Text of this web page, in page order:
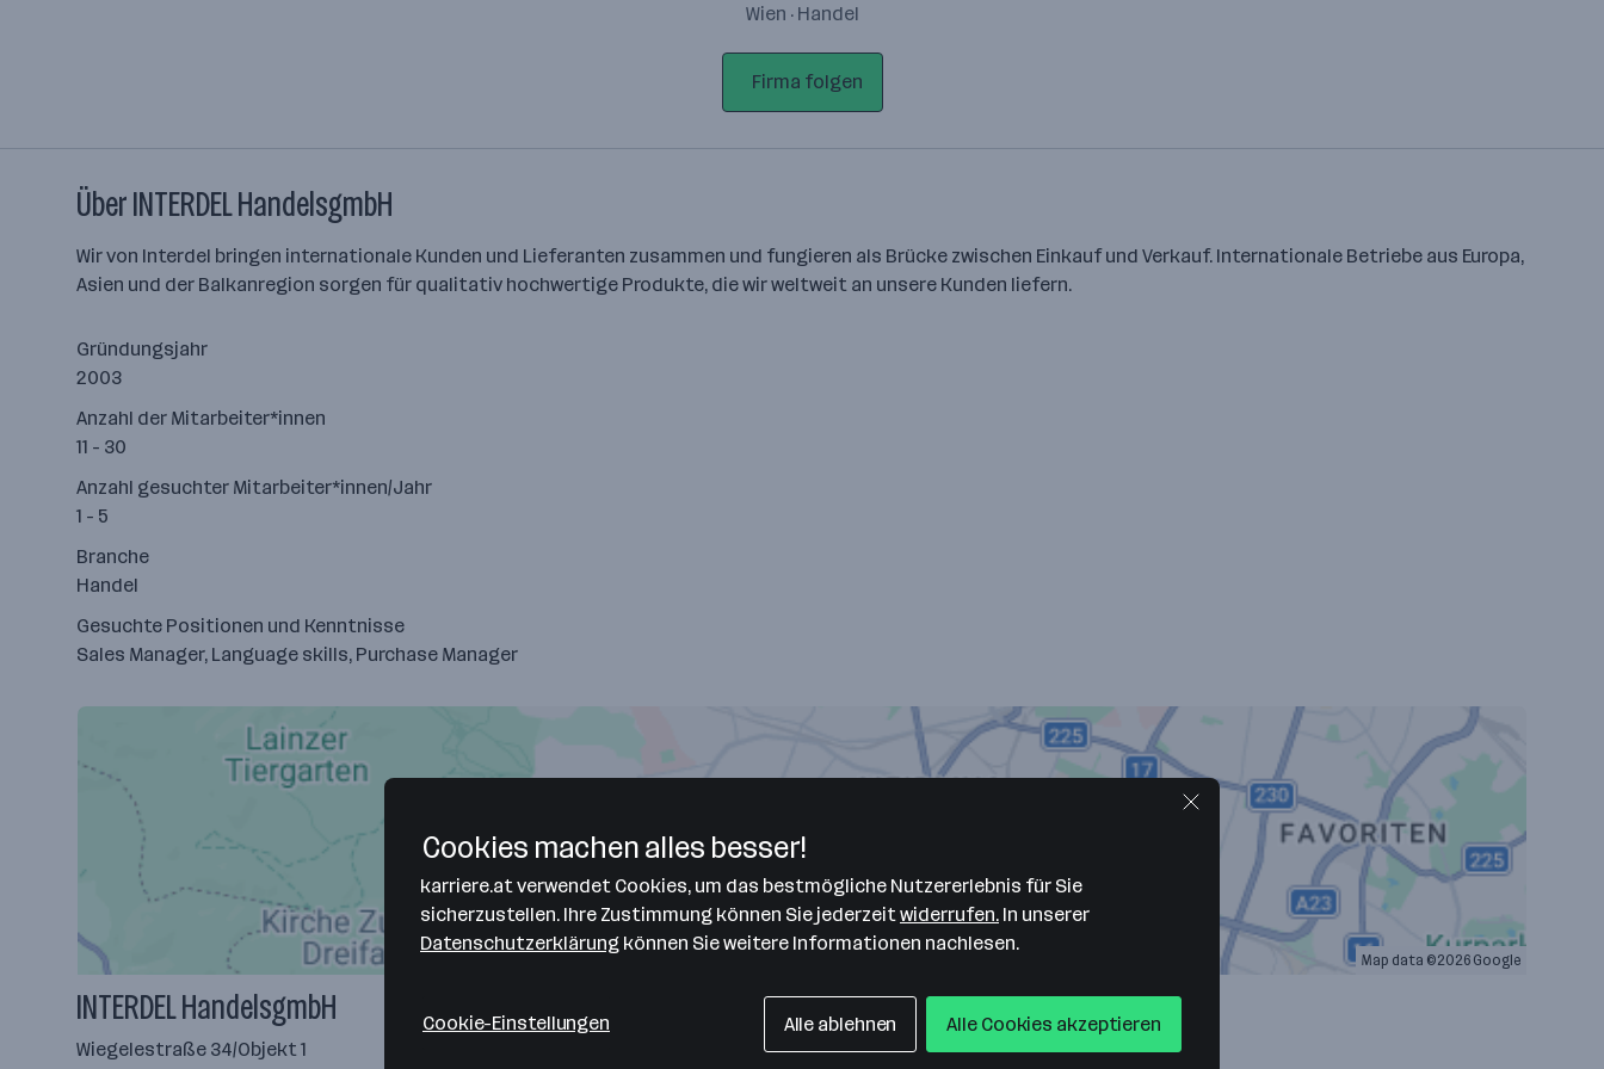
Wien · Handel
Firma folgen
Über INTERDEL HandelsgmbH
Wir von Interdel bringen internationale Kunden und Lieferanten zusammen und fungieren als Brücke zwischen Einkauf und Verkauf. Internationale Betriebe aus Europa,
Asien und der Balkanregion sorgen für qualitativ hochwertige Produkte, die wir weltweit an unsere Kunden liefern.
Gründungsjahr
2003
Anzahl der Mitarbeiter*innen
11 - 30
Anzahl gesuchter Mitarbeiter*innen/Jahr
1 - 5
Branche
Handel
Gesuchte Positionen und Kenntnisse
Sales Manager, Language skills, Purchase Manager
Map data ©2026 Google
INTERDEL HandelsgmbH
Wiegelestraße 34/Objekt 1
Cookies machen alles besser!
karriere.at verwendet Cookies, um das bestmögliche Nutzererlebnis für Sie
sicherzustellen. Ihre Zustimmung können Sie jederzeit widerrufen. In unserer
Datenschutzerklärung können Sie weitere Informationen nachlesen.
Cookie-Einstellungen Alle ablehnen Alle Cookies akzeptieren